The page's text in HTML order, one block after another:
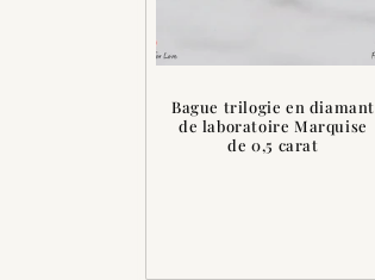
Bague trilogie en diamant
de laboratoire Marquise
de 0,5 carat